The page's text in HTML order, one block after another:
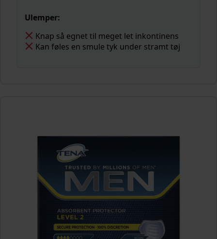
Ulemper:
Knap så egnet til meget let inkontinens
Kan føles en smule tyk under stramt tøj